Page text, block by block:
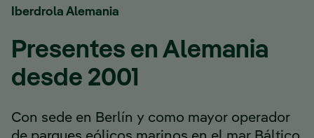
Iberdrola Alemania
Presentes en Alemania
desde 2001
Con sede en Berlín y como mayor operador